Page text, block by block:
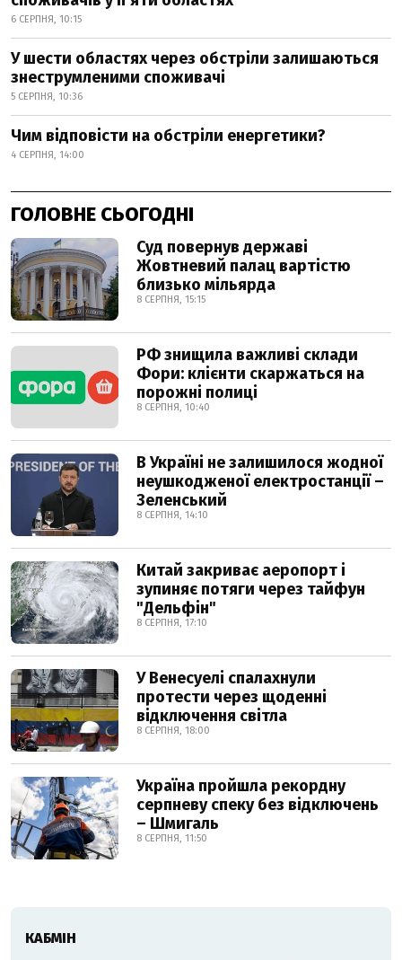
6 СЕРПНЯ, 10:15
У шести областях через обстріли залишаються
знеструмленими споживачі
5 СЕРПНЯ, 10:36
Чим відповісти на обстріли енергетики?
4 СЕРПНЯ, 14:00
ГОЛОВНЕ СЬОГОДНІ
Суд повернув державі
Жовтневий палац вартістю
близько мільярда
8 СЕРПНЯ, 15:15
РФ знищила важливі склади
Фори: клієнти скаржаться на
порожні полиці
8 СЕРПНЯ, 10:40
В Україні не залишилося жодної
неушкодженої електростанції –
Зеленський
8 СЕРПНЯ, 14:10
Китай закриває аеропорт і
зупиняє потяги через тайфун
"Дельфін"
8 СЕРПНЯ, 17:10
У Венесуелі спалахнули
протести через щоденні
відключення світла
8 СЕРПНЯ, 18:00
Україна пройшла рекордну
серпневу спеку без відключень
– Шмигаль
8 СЕРПНЯ, 11:50
КАБМІН